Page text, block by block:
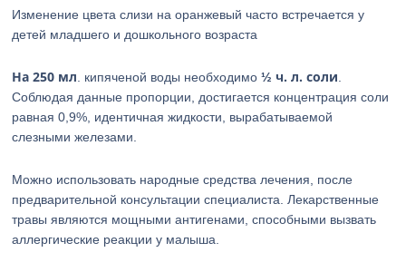
Изменение цвета слизи на оранжевый часто встречается у
детей младшего и дошкольного возраста
На 250 мл . кипяченой воды необходимо½ ч. л. соли
Соблюдая данные пропорции, достигается концентрация соли
равная 0,9%, идентичная жидкости, вырабатываемой
слезными железами.
Можно использовать народные средства лечения, после
предварительной консультации специалиста. Лекарственные
травы являются мощными антигенами, способными вызвать
аллергические реакции у малыша.